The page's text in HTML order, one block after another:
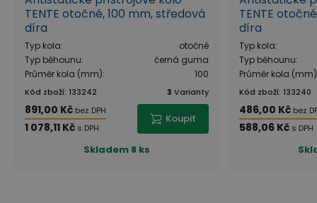
TENTE otočné, 100 mm, středová
díra
Typ kola:
otočné
Typ běhounu:
černá guma
Průměr kola (mm): 100
Kód zboží: 133242 3 Varianty
891,00 Kč bez DPH
1 078,11 Kč s DPH
Koupit
Skladem 8 ks
TENTE
díra
Typ kola:
Typ běhounu:
Průměr kola (mm)
Kód zboží: 133240
486,00 Kč bez
588,06 Kč s DPH